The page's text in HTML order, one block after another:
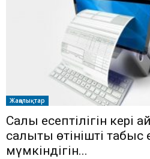
Жаңалықтар
Салық есептілігін кері
салықтық өтінішті табыс
мүмкіндігін...